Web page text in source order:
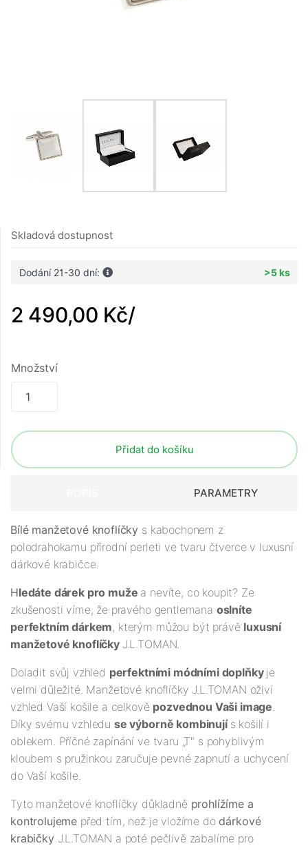
Skladová dostupnost
Dodání 21-30 dní: >5 ks
2 490,00 Kč/
Množství
Přidat do košíku
PARAMETRY
Bílé manžetové knoflíčky s kabochonem z
polodrahokamu přírodní perleti ve tvaru čtverce v luxusní
dárkové krabičce.
Hledáte dárek pro muže a nevíte, co koupit? Ze
zkušenosti víme, že pravého gentlemana oslníte
perfektním dárkem, kterým můžou být právě luxusní
manžetové knoflíčky J.L.TOMAN.
Doladit svůj vzhled perfektními módními doplňky je
velmi důležité. Manžetové knoflíčky J.L.TOMAN oživí
vzhled Vaší košile a celkově pozvednou Vaši image.
Díky svému vzhledu se výborně kombinují s košilí i
oblekem. Příčné zapínání ve tvaru „T" s pohyblivým
kloubem s pružinkou zaručuje pevné zapnutí a uchycení
do Vaší košile.
Tyto manžetové knoflíčky důkladně prohlížíme a
kontrolujeme před tím, než je vložíme do dárkové
krabičkyJ.L.TOMAN a poté pečlivě zabalíme pro